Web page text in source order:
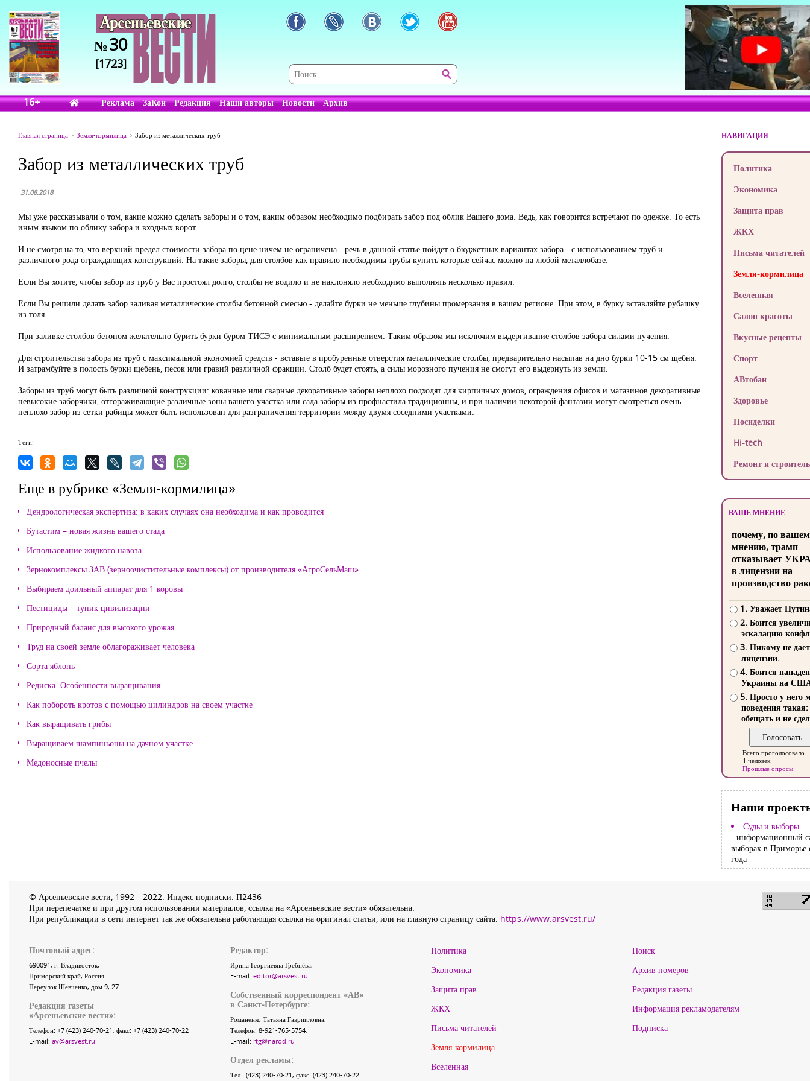
№30
[1723]
16+ Реклама ЗаКон Редакция Наши авторы Новости Архив
Главная страница Земля-кормилица Забор из металлических труб
Забор из металлических труб
31.08.2018
Мы уже рассказывали о том, какие можно сделать заборы и о том, каким образом необходимо подбирать забор под облик Вашего дома. Ведь, как говорится встречают по одежке. То есть
иным языком по облику забора и входных ворот.
И не смотря на то, что верхний предел стоимости забора по цене ничем не ограничена - речь в данной статье пойдет о бюджетных вариантах забора - с использованием труб и
различного рода ограждающих конструкций. На такие заборы, для столбов как правило необходимы трубы купить которые сейчас можно на любой металлобазе.
Если Вы хотите, чтобы забор из труб у Вас простоял долго, столбы не водило и не наклоняло необходимо выполнять несколько правил.
Если Вы решили делать забор заливая металлические столбы бетонной смесью - делайте бурки не меньше глубины промерзания в вашем регионе. При этом, в бурку вставляйте рубашку
из толя.
При заливке столбов бетоном желательно бурить бурки буром ТИСЭ с минимальным расширением. Таким образом мы исключим выдергивание столбов забора силами пучения.
Для строительства забора из труб с максимальной экономией средств - вставьте в пробуренные отверстия металлические столбы, предварительно насыпав на дно бурки 10-15 см щебня.
И затрамбуйте в полость бурки щебень, песок или гравий различной фракции. Столб будет стоять, а силы морозного пучения не смогут его выдернуть из земли.
Заборы из труб могут быть различной конструкции: кованные или сварные декоративные заборы неплохо подходят для кирпичных домов, ограждения офисов и магазинов декоративные
невысокие заборчики, отгораживающие различные зоны вашего участка или сада заборы из профнастила традиционны, и при наличии некоторой фантазии могут смотреться очень
неплохо забор из сетки рабицы может быть использован для разграничения территории между двумя соседними участками.
Теги:
Еще в рубрике «Земля-кормилица»
Дендрологическая экспертиза: в каких случаях она необходима и как проводится
Бутастим – новая жизнь вашего стада
Использование жидкого навоза
Зернокомплексы ЗАВ (зерноочистительные комплексы) от производителя «АгроСельМаш»
Выбираем доильный аппарат для 1 коровы
Пестициды – тупик цивилизации
Природный баланс для высокого урожая
Труд на своей земле облагораживает человека
Сорта яблонь
Редиска. Особенности выращивания
Как побороть кротов с помощью цилиндров на своем участке
Как выращивать грибы
Выращиваем шампиньоны на дачном участке
Медоносные пчелы
НАВИГАЦИЯ
Политика
Экономика
Защита прав
ЖКХ
Письма читателей
Земля-кормилица
Вселенная
Салон красоты
Вкусные рецепты
Спорт
АВтобан
Здоровье
Посиделки
Hi-tech
Ремонт и
ВАШЕ МНЕНИЕ
почему, по
мнению, трамп
отказывает
в лицензии на
производство
1. Уважает
2. Боится
эскалацию
3. Никому не
лицензии.
4. Боится
Украины на
5. Просто у него
поведения такая:
обещать и не
Всего проголосовало
1 человек
Прошлые опросы
Наши
Суды и выборы
- информационный
выборах в Приморье
года
© Арсеньевские вести, 1992—2022. Индекс подписки: П2436
При перепечатке и при другом использовании материалов, ссылка на «Арсеньевские вести» обязательна.
При републикации в сети интернет так же обязательна работающая ссылка на оригинал статьи, или на главную страницу сайта: https://www.arsvest.ru/
Почтовый адрес:
690091, г. Владивосток,
Приморский край, Россия.
Переулок Шевченко, дом 9, 27
Редакция газеты
«Арсеньевские вести»:
Телефон: +7 (423) 240-70-21, факс: +7 (423) 240-70-22
E-mail: av@arsvest.ru
Редактор:
Ирина Георгиевна Гребнёва,
E-mail: editor@arsvest.ru
Собственный корреспондент «АВ»
в Санкт-Петербурге:
Романенко Татьяна Гаврииловна,
Телефон: 8-921-765-5754,
E-mail: rtg@narod.ru
Отдел рекламы:
Тел.: (423) 240-70-21, факс: (423) 240-70-22
Политика
Экономика
Защита прав
ЖКХ
Письма читателей
Земля-кормилица
Вселенная
Поиск
Архив номеров
Редакция газеты
Информация рекламодателям
Подписка